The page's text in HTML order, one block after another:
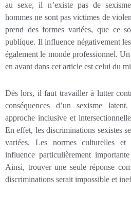
au sexe, il n’existe pas de
hommes ne sont pas victimes de
prend des formes variées, que ce
publique. Il influence négativement
également le monde professionnel.
en avant dans cet article est celui du
Dès lors, il faut travailler à lutter
conséquences d’un sexisme
approche inclusive et
En effet, les discriminations sexistes
variées. Les normes culturelles
influence particulièrement
Ainsi, trouver une seule réponse
discriminations serait impossible et